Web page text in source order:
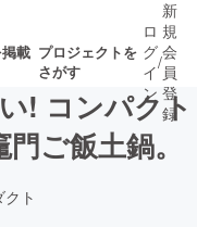
載 プロジェクトを
さがす
了が近いプ
クト
ロ
グ
イ
ン
/
新
規
会
員
登
録
! コンパクト
ご飯土鍋。
ト